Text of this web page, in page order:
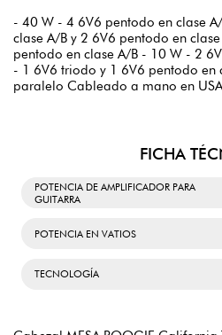
- 40 W - 4 6V6 pentodo en clase
clase A/B y 2 6V6 pentodo en
pentodo en clase A/B - 10 W - 2
- 1 6V6 triodo y 1 6V6 pentodo en
paralelo Cableado a mano en
FICHA
POTENCIA DE AMPLIFICADOR PARA
GUITARRA
POTENCIA EN VATIOS
TECNOLOGÍA